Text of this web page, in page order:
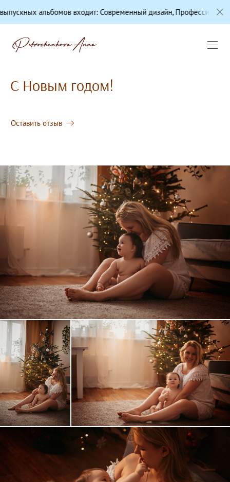
входит: Современный дизайн, Профессиональная
С Новым годом!
Оставить отзыв